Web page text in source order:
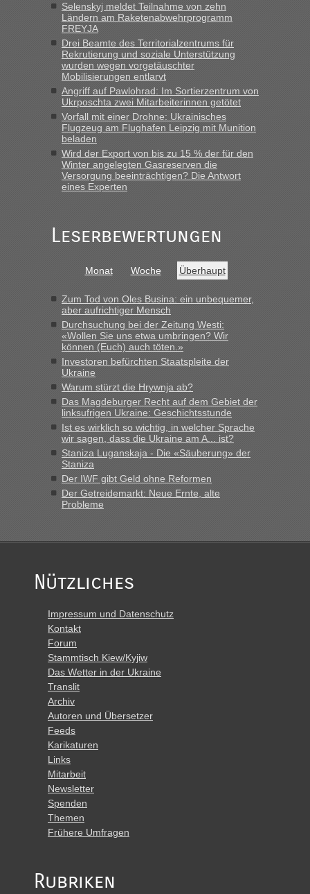
Berichte und Reisetipps • Re: An welchem
Grenzübergang zwischen Polen und der Ukraine geht es am
schnellsten?
„Wir sind mit unserem Wohnmobil, wie geplant am Montag
15.6. in Krakovets rüber. Sehr zeitig los gegen 5 Uhr in der
Früh. Mit sehr sehr wenig Verkehr, super bis zur Grenze. Nur
8 PKW vor der Schranke....“
Berichte und Reisetipps • Re: An welchem
Grenzübergang zwischen Polen und der Ukraine geht es am
schnellsten?
„Gestern 6 Stunden warten vor der Grenze Richtung Polen
in Krakowez mit dem Kleinbus. Abfertigung ging dann
Bernd D-UA
Grenzübergang zwischen Polen und der Ukraine geht es am
„Bin am Montag 15.6.26 um 8 Uhr in Urgyniw ausgereist,
vor mir, bin sonst der Erste oder Zweite, egal, nach ca 20
Minuten wurde dann die nächste Welle...“
Berichte und Reisetipps • Re: An welchem
Grenzübergang zwischen Polen und der Ukraine geht es am
schnellsten?
„Derzeit, ist es überall sehr voll an den Grenzen Ukraine/
Polen. Zb. Krakovets 100 PKW ca. 10 h Wartezeit. Wollen
Montag rüber, versuchen es sehr früh.“
Selenskyj meldet Teilnahme von zehn
Ländern am Raketenabwehrprogramm
FREYJA
Drei Beamte des Territorialzentrums für
Rekrutierung und soziale Unterstützung
wurden wegen vorgetäuschter
Mobilisierungen entlarvt
Angriff auf Pawlohrad: Im Sortierzentrum von
Ukrposchta zwei Mitarbeiterinnen getötet
Vorfall mit einer Drohne: Ukrainisches
Flugzeug am Flughafen Leipzig mit Munition
beladen
Wird der Export von bis zu 15 % der für den
Winter angelegten Gasreserven die
Versorgung beeinträchtigen? Die Antwort
eines Experten
Leserbewertungen
Monat Woche Überhaupt
Zum Tod von Oles Busina: ein unbequemer,
aber aufrichtiger Mensch
Durchsuchung bei der Zeitung Westi:
«Wollen Sie uns etwa umbringen? Wir
können (Euch) auch töten.»
Investoren befürchten Staatspleite der
Ukraine
Warum stürzt die Hrywnja ab?
Das Magdeburger Recht auf dem Gebiet der
linksufrigen Ukraine: Geschichtsstunde
Ist es wirklich so wichtig, in welcher Sprache
wir sagen, dass die Ukraine am A... ist?
Staniza Luganskaja - Die «Säuberung» der
Staniza
Der IWF gibt Geld ohne Reformen
Der Getreidemarkt: Neue Ernte, alte
Probleme
Nützliches
Impressum und Datenschutz
Kontakt
Forum
Stammtisch Kiew/Kyjiw
Das Wetter in der Ukraine
Translit
Archiv
Autoren und Übersetzer
Feeds
Karikaturen
Links
Mitarbeit
Newsletter
Spenden
Themen
Frühere Umfragen
Rubriken